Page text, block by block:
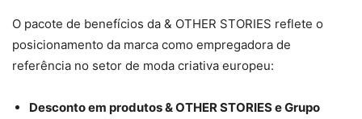
O pacote de benefícios da & OTHER STORIES reflete o
posicionamento da marca como empregadora de
referência no setor de moda criativa europeu:
Desconto em produtos & OTHER STORIES e Grupo